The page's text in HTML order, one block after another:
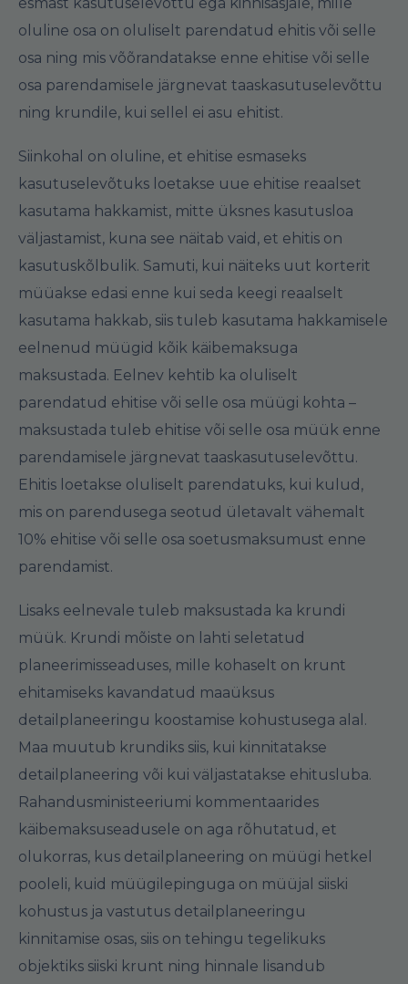
oluline osa on oluliselt parendatud ehitis või selle
osa ning mis võõrandatakse enne ehitise või selle
osa parendamisele järgnevat taaskasutuselevõttu
ning krundile, kui sellel ei asu ehitist.
Siinkohal on oluline, et ehitise esmaseks
kasutuselevõtuks loetakse uue ehitise reaalset
kasutama hakkamist, mitte üksnes kasutusloa
väljastamist, kuna see näitab vaid, et ehitis on
kasutuskõlbulik. Samuti, kui näiteks uut korterit
müüakse edasi enne kui seda keegi reaalselt
kasutama hakkab, siis tuleb kasutama hakkamisele
eelnenud müügid kõik käibemaksuga
maksustada. Eelnev kehtib ka oluliselt
parendatud ehitise või selle osa müügi kohta –
maksustada tuleb ehitise või selle osa müük enne
parendamisele järgnevat taaskasutuselevõttu.
Ehitis loetakse oluliselt parendatuks, kui kulud,
mis on parendusega seotud ületavalt vähemalt
10% ehitise või selle osa soetusmaksumust enne
parendamist.
Lisaks eelnevale tuleb maksustada ka krundi
müük. Krundi mõiste on lahti seletatud
planeerimisseaduses, mille kohaselt on krunt
ehitamiseks kavandatud maaüksus
detailplaneeringu koostamise kohustusega alal.
Maa muutub krundiks siis, kui kinnitatakse
detailplaneering või kui väljastatakse ehitusluba.
Rahandusministeeriumi kommentaarides
käibemaksuseadusele on aga rõhutatud, et
olukorras, kus detailplaneering on müügi hetkel
pooleli, kuid müügilepinguga on müüjal siiski
kohustus ja vastutus detailplaneeringu
kinnitamise osas, siis on tehingu tegelikuks
objektiks siiski krunt ning hinnale lisandub